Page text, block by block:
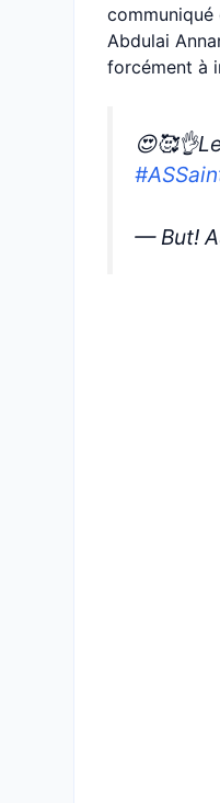
Abdulai
forcément à
— But!